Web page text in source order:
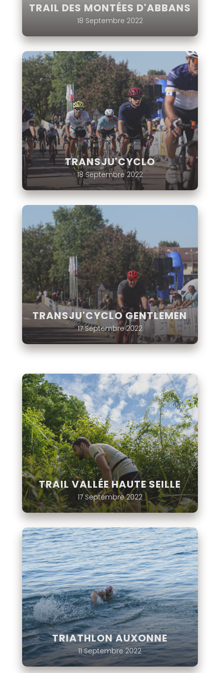
TRAIL DES MONTÉES D'ABBANS
18 Septembre 2022
TRANSJU'CYCLO
18 Septembre 2022
TRANSJU'CYCLO GENTLEMEN
17 Septembre 2022
TRAIL VALLÉE HAUTE SEILLE
17 Septembre 2022
TRIATHLON AUXONNE
11 Septembre 2022